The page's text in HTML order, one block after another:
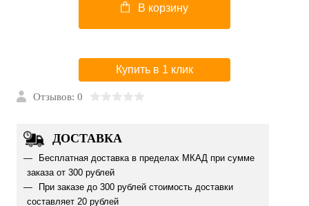
В корзину
Купить в 1 клик
Отзывов: 0
ДОСТАВКА
Бесплатная доставка в пределах МКАД при сумме
заказа от 300 рублей
При заказе до 300 рублей стоимость доставки
составляет 20 рублей